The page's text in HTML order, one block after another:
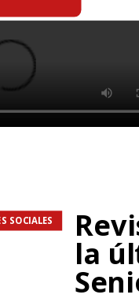
SOCIALES
la